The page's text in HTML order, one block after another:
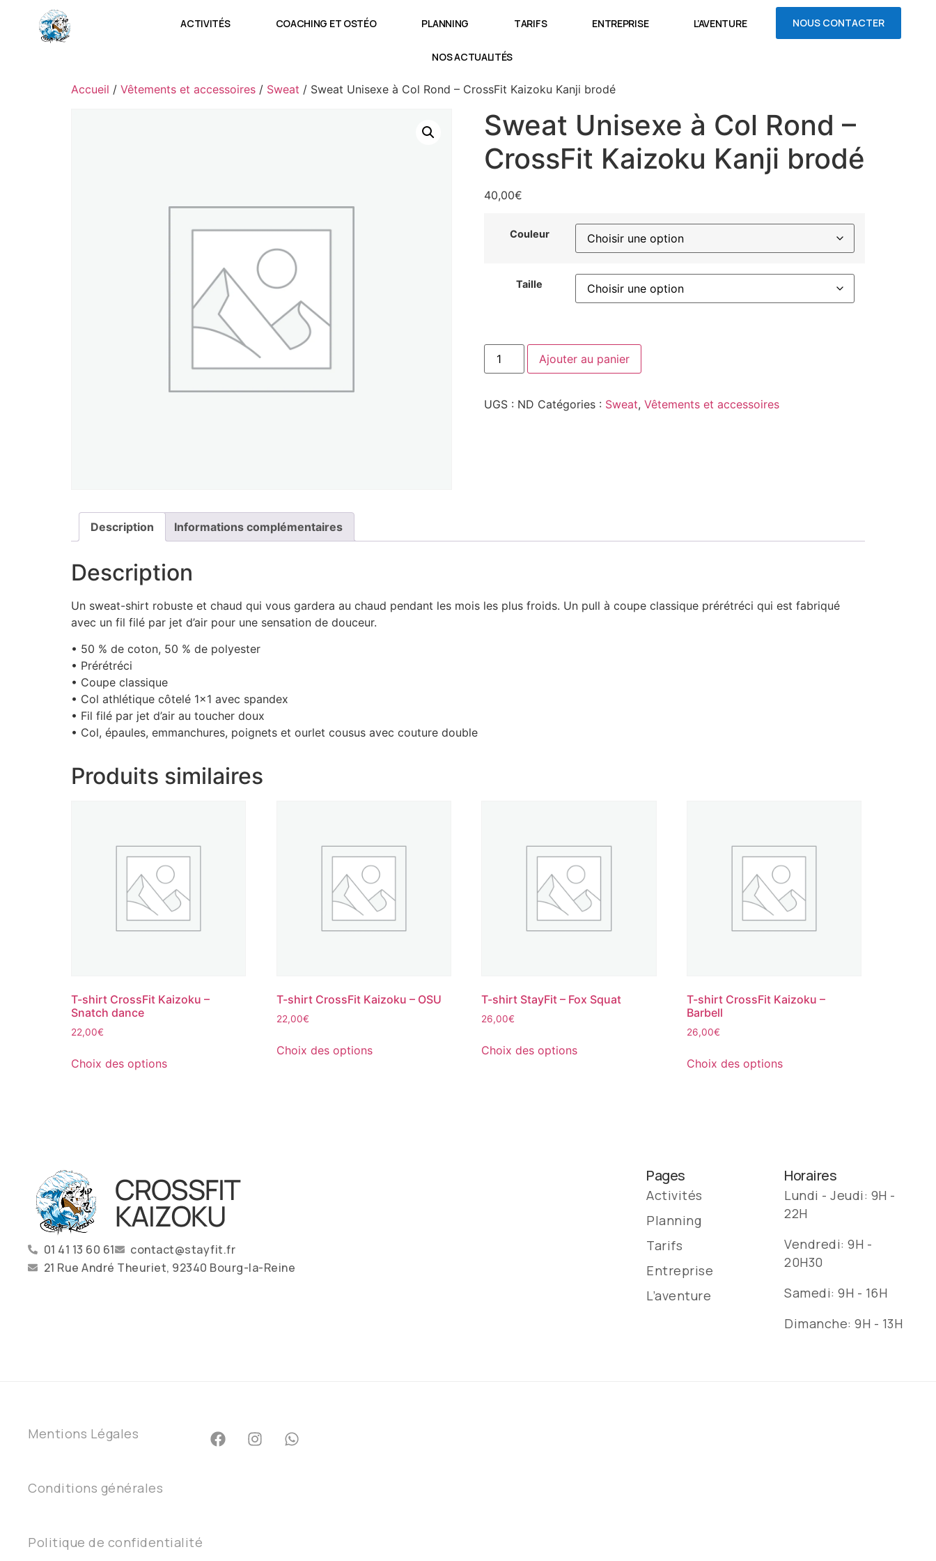
ACTIVITÉS COACHING ET OSTÉO PLANNING TARIFS ENTREPRISE L’AVENTURE
NOS ACTUALITÉS
NOUS CONTACTER
Accueil / Vêtements et accessoires / Sweat / Sweat Unisexe à Col Rond – CrossFit Kaizoku Kanji brodé
Sweat Unisexe à Col Rond –
CrossFit Kaizoku Kanji brodé
40,00€
Couleur
Taille
Ajouter au panier
UGS : ND Catégories : Sweat, Vêtements et accessoires
Description Informations complémentaires
Description
Un sweat-shirt robuste et chaud qui vous gardera au chaud pendant les mois les plus froids. Un pull à coupe classique prérétréci qui est fabriqué
avec un fil filé par jet d’air pour une sensation de douceur.
• 50 % de coton, 50 % de polyester
• Prérétréci
• Coupe classique
• Col athlétique côtelé 1×1 avec spandex
• Fil filé par jet d’air au toucher doux
• Col, épaules, emmanchures, poignets et ourlet cousus avec couture double
Produits similaires
T-shirt CrossFit Kaizoku –
Snatch dance
22,00€
Choix des options
T-shirt CrossFit Kaizoku – OSU
22,00€
Choix des options
T-shirt StayFit – Fox Squat
26,00€
Choix des options
T-shirt CrossFit Kaizoku –
Barbell
26,00€
Choix des options
01 41 13 60 61
contact@stayfit.fr
21 Rue André Theuriet, 92340 Bourg-la-Reine
Pages
Activités
Planning
Tarifs
Entreprise
L’aventure
Horaires
Lundi - Jeudi: 9H -
22H
Vendredi: 9H -
20H30
Samedi: 9H - 16H
Dimanche: 9H - 13H
Mentions Légales
Conditions générales
Politique de confidentialité